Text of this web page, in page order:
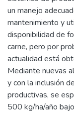
un manejo
mantenimiento y
disponibilidad de
carne, pero por
actualidad está
Mediante nuevas
y con la inclusión
productivas, se
500 kg/ha/año